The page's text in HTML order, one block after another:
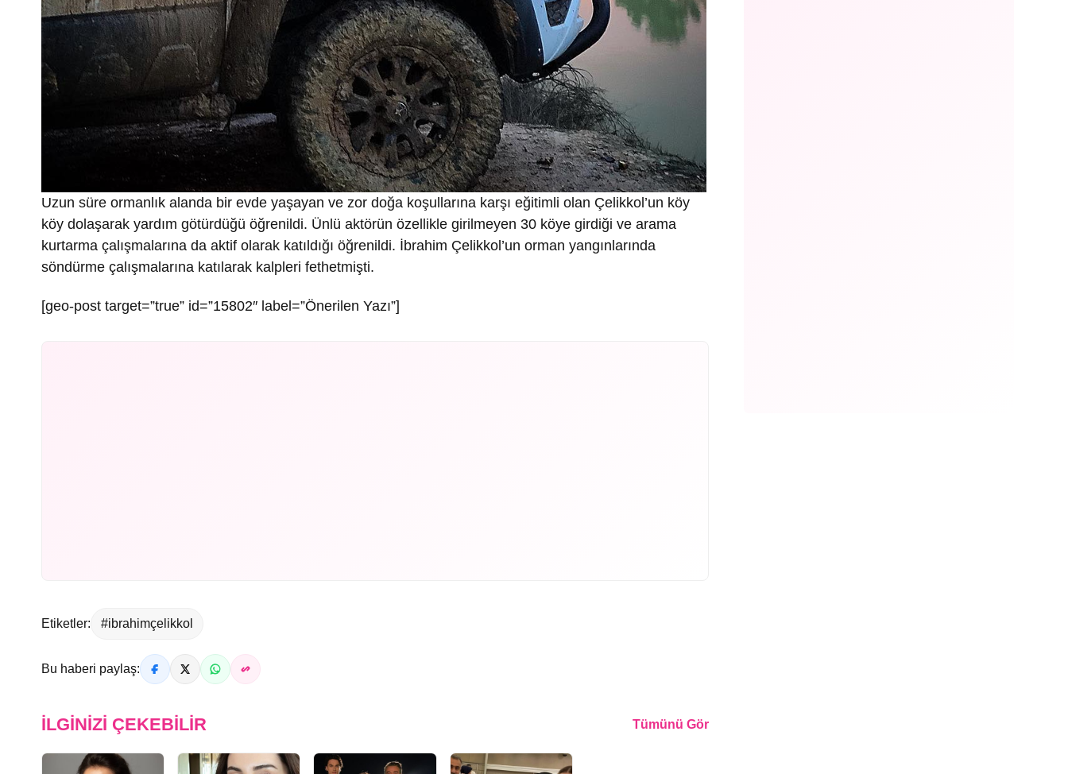
Uzun süre ormanlık alanda bir evde yaşayan ve zor doğa koşullarına karşı eğitimli olan Çelikkol’un köy
köy dolaşarak yardım götürdüğü öğrenildi. Ünlü aktörün özellikle girilmeyen 30 köye girdiği ve arama
kurtarma çalışmalarına da aktif olarak katıldığı öğrenildi. İbrahim Çelikkol’un orman yangınlarında
söndürme çalışmalarına katılarak kalpleri fethetmişti.
[geo-post target=”true” id=”15802″ label=”Önerilen Yazı”]
Etiketler: #ibrahimçelikkol
Bu haberi paylaş:
İLGINIZI ÇEKEBILIR Tümünü Gör